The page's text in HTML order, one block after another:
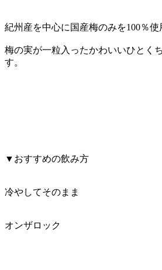
紀州産を中心に国産梅のみを100％使
梅の実が一粒入ったかわいいひとく
す。
▼おすすめの飲み方
冷やしてそのまま
オンザロック